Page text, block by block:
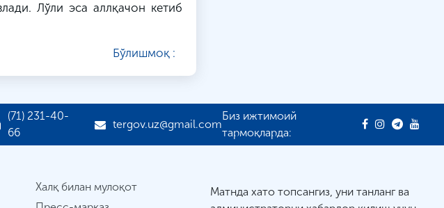
Лўли эса аллқачон кетиб
Бўлишмоқ :
(71) 231-40-
66
tergov.uz@gmail.com
Биз ижтимоий
тармоқларда:
Халқ билан мулоқот
Матнда хато топсангиз, уни танланг ва